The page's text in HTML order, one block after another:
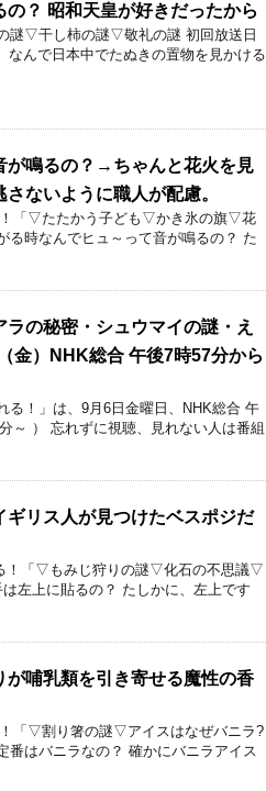
？ 昭和天皇が好きだったから
▽干し柿の謎▽敬礼の謎 初回放送日
なんで日本中でたぬきの置物を見かける
が鳴るの？→ちゃんと花火を見
ないように職人が配慮。
！「▽たたかう子ども▽かき氷の旗▽花
る時なんでヒュ～って音が鳴るの？ た
の秘密・シュウマイの謎・え
金）NHK総合 午後7時57分から
る！」​は、9月6日金曜日、NHK総合 午
～ ） 忘れずに視聴、見れない人は番組
リス人が見つけたベスポジだ
！「▽もみじ狩りの謎▽化石の不思議▽
左上に貼るの？ たしかに、左上です
哺乳類を引き寄せる魔性の香
「▽割り箸の謎▽アイスはなぜバニラ?
はバニラなの？ 確かにバニラアイス